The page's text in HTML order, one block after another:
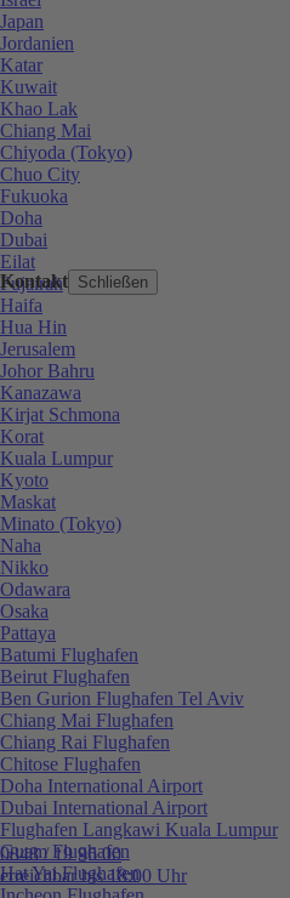
Kontakt Schließen
0848 / 19 96 00
erreichbar bis 18:00 Uhr
Japan
Jordanien
Katar
Kuwait
Khao Lak
Chiang Mai
Chiyoda (Tokyo)
Chuo City
Fukuoka
Doha
Dubai
Eilat
Fujairah
Haifa
Hua Hin
Jerusalem
Johor Bahru
Kanazawa
Kirjat Schmona
Korat
Kuala Lumpur
Kyoto
Maskat
Minato (Tokyo)
Naha
Nikko
Odawara
Osaka
Pattaya
Batumi Flughafen
Beirut Flughafen
Ben Gurion Flughafen Tel Aviv
Chiang Mai Flughafen
Chiang Rai Flughafen
Chitose Flughafen
Doha International Airport
Dubai International Airport
Flughafen Langkawi Kuala Lumpur
Guam Flughafen
Hat Yai Flughafen